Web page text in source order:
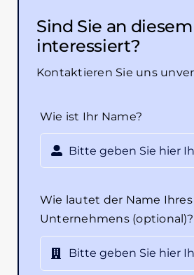
Sind Sie an
interessiert?
Kontaktieren Sie uns
Wie ist Ihr Name?
Wie lautet der Name Ihres
Unternehmens (optional)?